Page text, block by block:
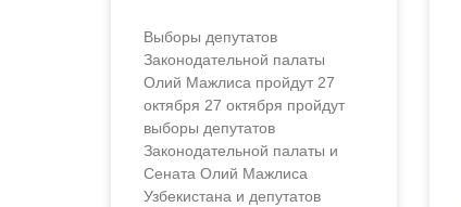
Выборы депутатов
Законодательной палаты
Олий Мажлиса пройдут 27
октября 27 октября пройдут
выборы депутатов
Законодательной палаты и
Сената Олий Мажлиса
Узбекистана и депутатов